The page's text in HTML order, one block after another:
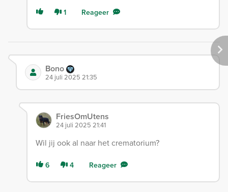
1 Reageer
Bono
24 juli 2025 21:35
FriesOmUtens
24 juli 2025 21:41
Wil jij ook al naar het crematorium?
6 4 Reageer